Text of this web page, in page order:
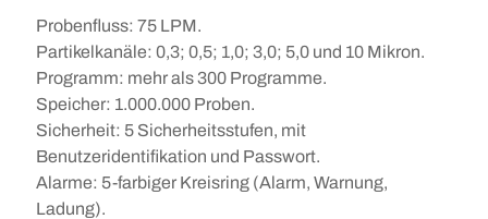
Probenfluss: 75 LPM.
Partikelkanäle: 0,3; 0,5; 1,0; 3,0; 5,0 und 10 Mikron.
Programm: mehr als 300 Programme.
Speicher: 1.000.000 Proben.
Sicherheit: 5 Sicherheitsstufen, mit
Benutzeridentifikation und Passwort.
Alarme: 5-farbiger Kreisring (Alarm, Warnung,
Ladung).